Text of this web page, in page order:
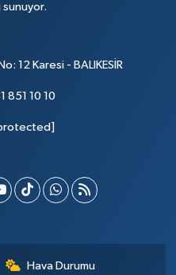
sunuyor.
12 Karesi - BALIKESİR
851 10 10
Hava Durumu